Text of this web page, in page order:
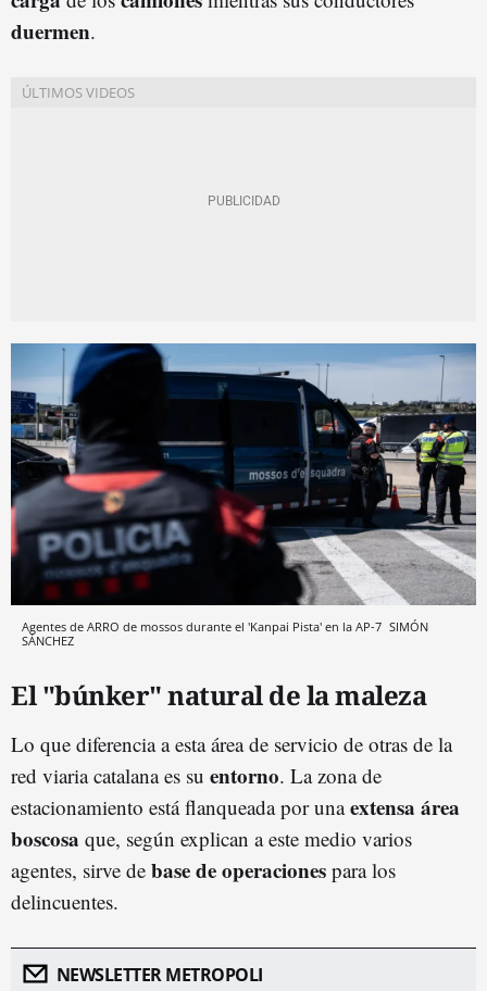
duermen.
Agentes de ARRO de mossos durante el 'Kanpai Pista' en la AP-7 SIMÓN
SÁNCHEZ
El "búnker" natural de la maleza
Lo que diferencia a esta área de servicio de otras de la
red viaria catalana es su entorno. La zona de
estacionamiento está flanqueada por unaextensa área
boscosa que, según explican a este medio varios
agentes, sirve de base de operaciones para los
delincuentes.
NEWSLETTER METROPOLI